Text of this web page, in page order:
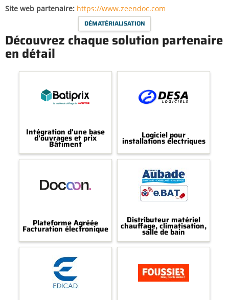
Site web partenaire https://www.zeendoc.com
DÉMATÉRIALISATION
Découvrez chaque solution partenaire
en détail
Intégration d'une base
d'ouvrages et prix
Bâtiment
Logiciel pour
installations électriques
Plateforme Agréée
Facturation électronique
Distributeur matériel
chauffage, climatisation,
salle de bain